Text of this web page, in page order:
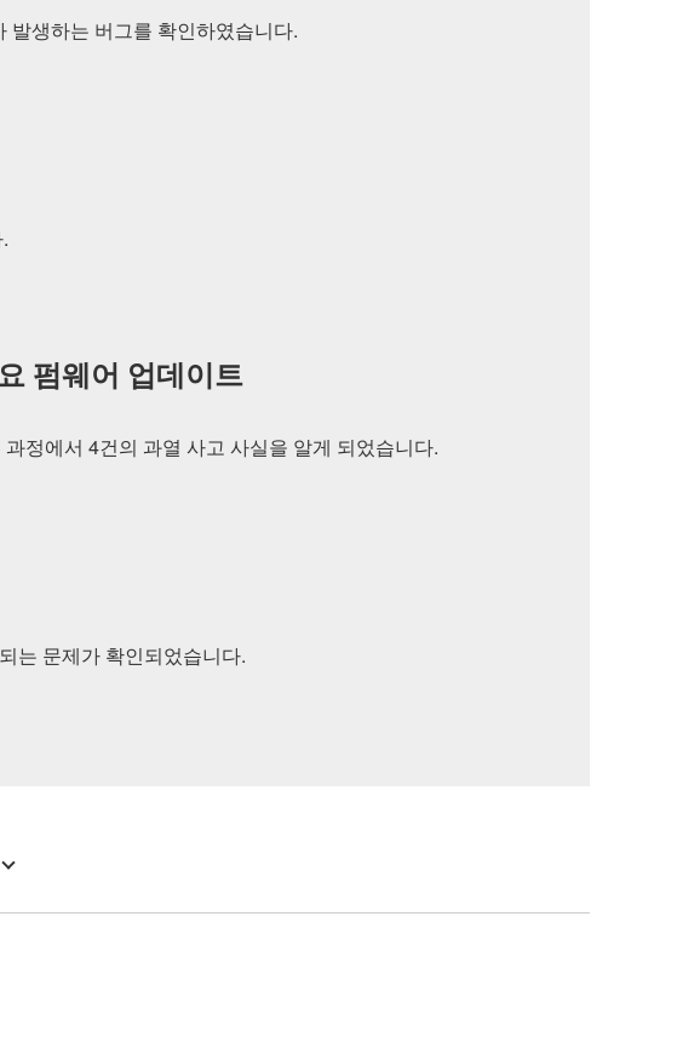
발생하는 버그를 확인하였습니다.
펌웨어 업데이트
정에서 4건의 과열 사고 사실을 알게 되었습니다.
는 문제가 확인되었습니다.